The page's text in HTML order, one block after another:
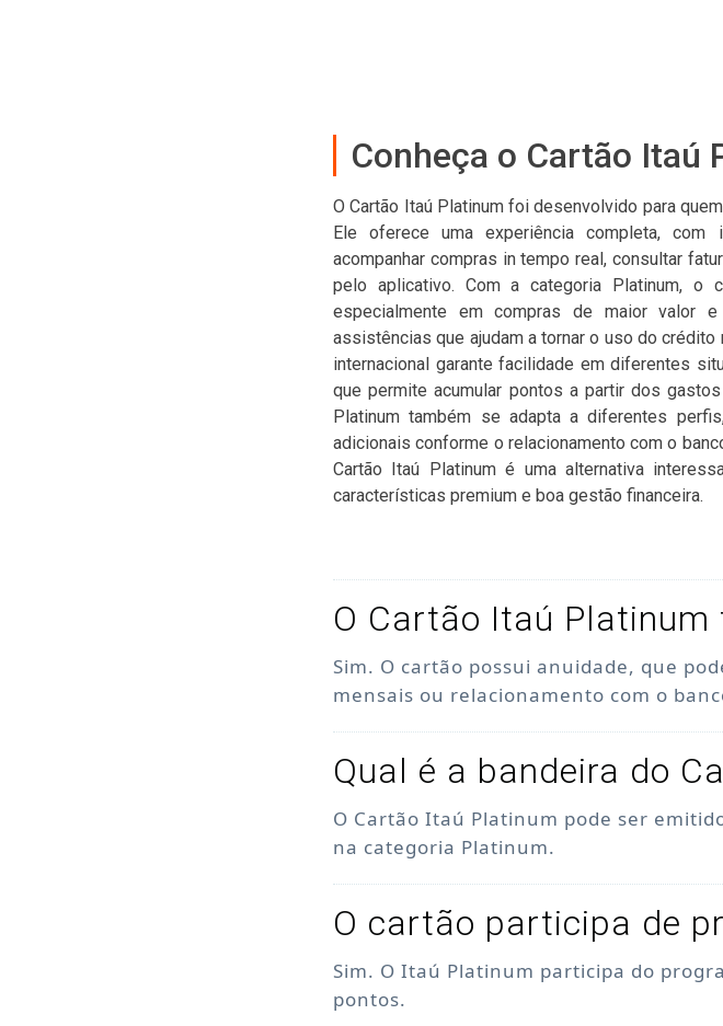
Conheça o Cartão Itaú
O Cartão Itaú Platinum foi desenvolvido para
Ele oferece uma experiência completa,
acompanhar compras in tempo real, consultar
pelo aplicativo. Com a categoria Platinum, o
especialmente em compras de maior valor
assistências que ajudam a tornar o uso do
internacional garante facilidade em diferentes
que permite acumular pontos a partir dos
Platinum também se adapta a diferentes
adicionais conforme o relacionamento com o
Cartão Itaú Platinum é uma alternativa
características premium e boa gestão financeira.
O Cartão Itaú Platinum
Sim. O cartão possui anuidade, que
mensais ou relacionamento com o
Qual é a bandeira do
O Cartão Itaú Platinum pode ser
na categoria Platinum.
O cartão participa de
Sim. O Itaú Platinum participa do
pontos.